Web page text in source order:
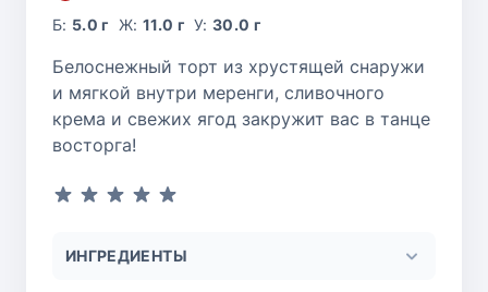
Б: 5.0 г Ж: 11.0 г У:30.0 г
Белоснежный торт из хрустящей снаружи
и мягкой внутри меренги, сливочного
крема и свежих ягод закружит вас в танце
восторга!
ИНГРЕДИЕНТЫ